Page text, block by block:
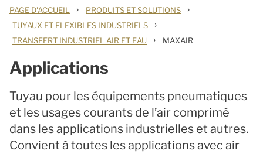
PAGE D'ACCUEIL › PRODUITS ET SOLUTIONS ›
TUYAUX ET FLEXIBLES INDUSTRIELS ›
TRANSFERT INDUSTRIEL AIR ET EAU › MAXAIR
Applications
Tuyau pour les équipements pneumatiques
et les usages courants de l’air comprimé
dans les applications industrielles et autres.
Convient à toutes les applications avec air